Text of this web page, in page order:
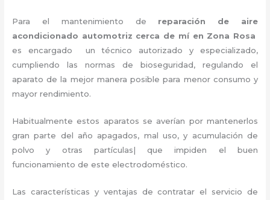
Para el mantenimiento de reparación de aire
acondicionado automotriz cerca de mí en Zona Rosa
es encargado un técnico autorizado y especializado,
cumpliendo las normas de bioseguridad, regulando el
aparato de la mejor manera posible para menor consumo y
mayor rendimiento.
Habitualmente estos aparatos se averían por mantenerlos
gran parte del año apagados, mal uso, y acumulación de
polvo y otras partículas| que impiden el buen
funcionamiento de este electrodoméstico.
Las características y ventajas de contratar el servicio de